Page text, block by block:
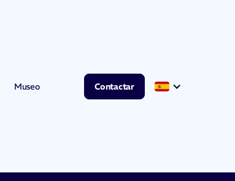
Museo Contactar